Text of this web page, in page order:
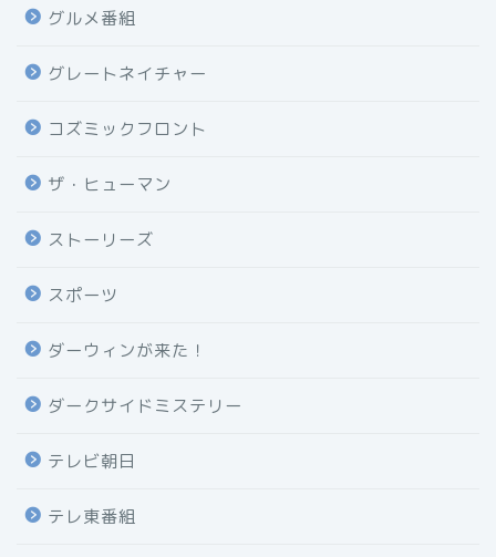
グルメ番組
グレートネイチャー
コズミックフロント
ザ・ヒューマン
ストーリーズ
スポーツ
ダーウィンが来た！
ダークサイドミステリー
テレビ朝日
テレ東番組